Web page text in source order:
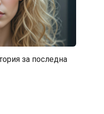
за последна